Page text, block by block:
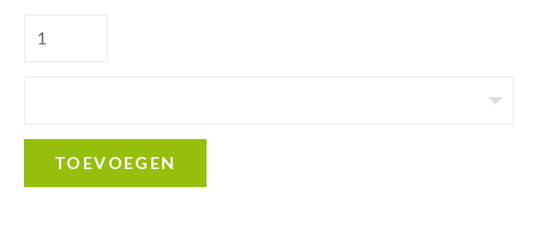
TOEVOEGEN